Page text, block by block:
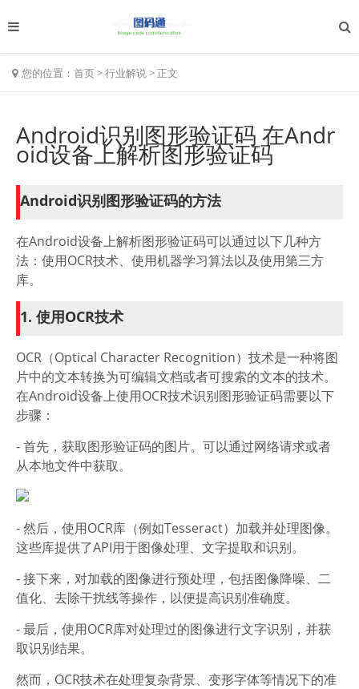
您的位置： 首页>行业解说> 正文
Android识别图形验证码 在Andr
oid设备上解析图形验证码
Android识别图形验证码的方法
在Android设备上解析图形验证码可以通过以下几种方
法：使用OCR技术、使用机器学习算法以及使用第三方
库。
1. 使用OCR技术
OCR（Optical Character Recognition）技术是一种将图
片中的文本转换为可编辑文档或者可搜索的文本的技术。
在Android设备上使用OCR技术识别图形验证码需要以下
步骤：
- 首先，获取图形验证码的图片。可以通过网络请求或者
从本地文件中获取。
- 然后，使用OCR库（例如Tesseract）加载并处理图像。
这些库提供了API用于图像处理、文字提取和识别。
- 接下来，对加载的图像进行预处理，包括图像降噪、二
值化、去除干扰线等操作，以便提高识别准确度。
- 最后，使用OCR库对处理过的图像进行文字识别，并获
取识别结果。
然而，OCR技术在处理复杂背景、变形字体等情况下的准